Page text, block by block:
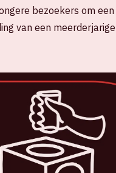
bezoekers om
van een